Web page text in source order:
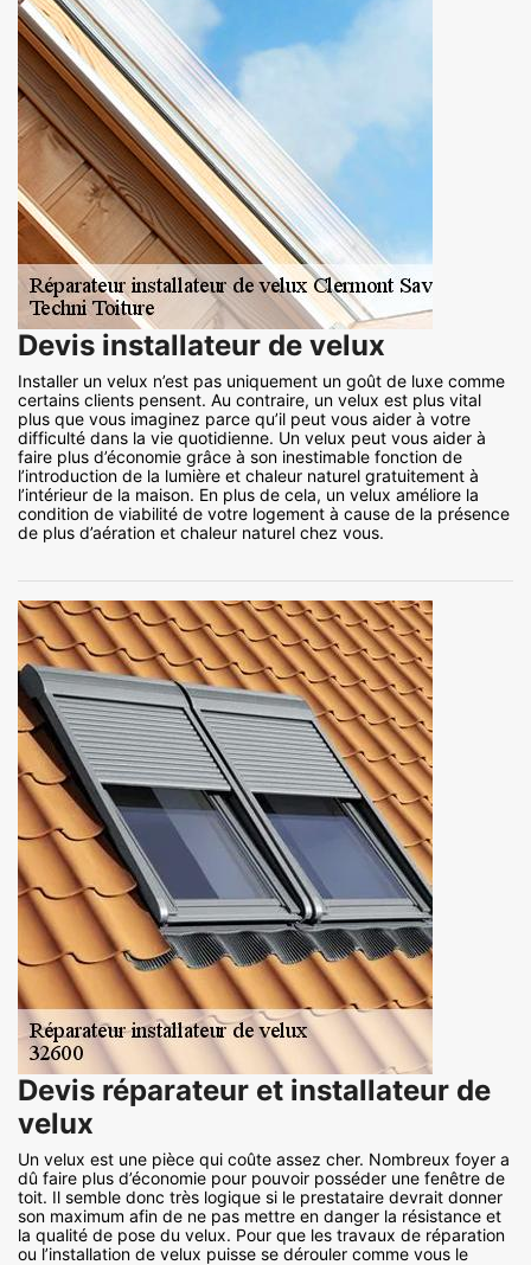
Devis installateur de velux
Installer un velux n’est pas uniquement un goût de luxe comme
certains clients pensent. Au contraire, un velux est plus vital
plus que vous imaginez parce qu’il peut vous aider à votre
difficulté dans la vie quotidienne. Un velux peut vous aider à
faire plus d’économie grâce à son inestimable fonction de
l’introduction de la lumière et chaleur naturel gratuitement à
l’intérieur de la maison. En plus de cela, un velux améliore la
condition de viabilité de votre logement à cause de la présence
de plus d’aération et chaleur naturel chez vous.
Devis réparateur et installateur de
velux
Un velux est une pièce qui coûte assez cher. Nombreux foyer a
dû faire plus d’économie pour pouvoir posséder une fenêtre de
toit. Il semble donc très logique si le prestataire devrait donner
son maximum afin de ne pas mettre en danger la résistance et
la qualité de pose du velux. Pour que les travaux de réparation
ou l’installation de velux puisse se dérouler comme vous le